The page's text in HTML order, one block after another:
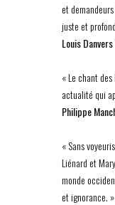
et
juste et
Louis
« Le chant
actualité qui
Philippe
« Sans
Liénard et
monde
et ignorance. »